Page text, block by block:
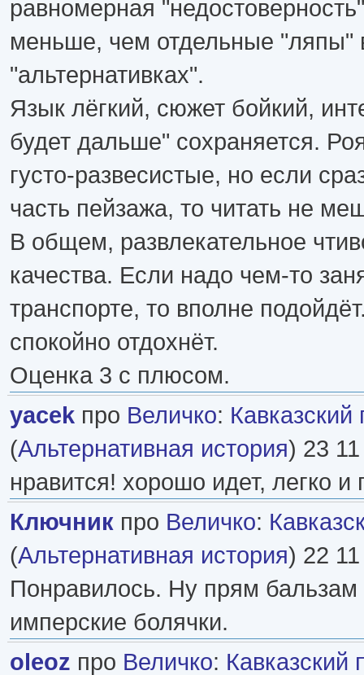
равномерная
меньше, чем отдельные "ляпы"
"альтернативках".
Язык лёгкий, сюжет бойкий,
будет дальше" сохраняется.
густо-развесистые, но если
часть пейзажа, то читать не
В общем, развлекательное
качества. Если надо чем-то
транспорте, то вполне
спокойно отдохнёт.
Оценка 3 с плюсом.
yacek про Величко: Кавказский
(Альтернативная история) 23 11
нравится! хорошо идет, легко и
Ключник про Величко:
(Альтернативная история) 22 11
Понравилось. Ну прям
имперские болячки.
oleoz про Величко: Кавказский